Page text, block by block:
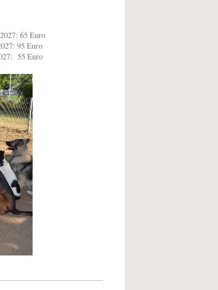
Euro
Euro
Euro